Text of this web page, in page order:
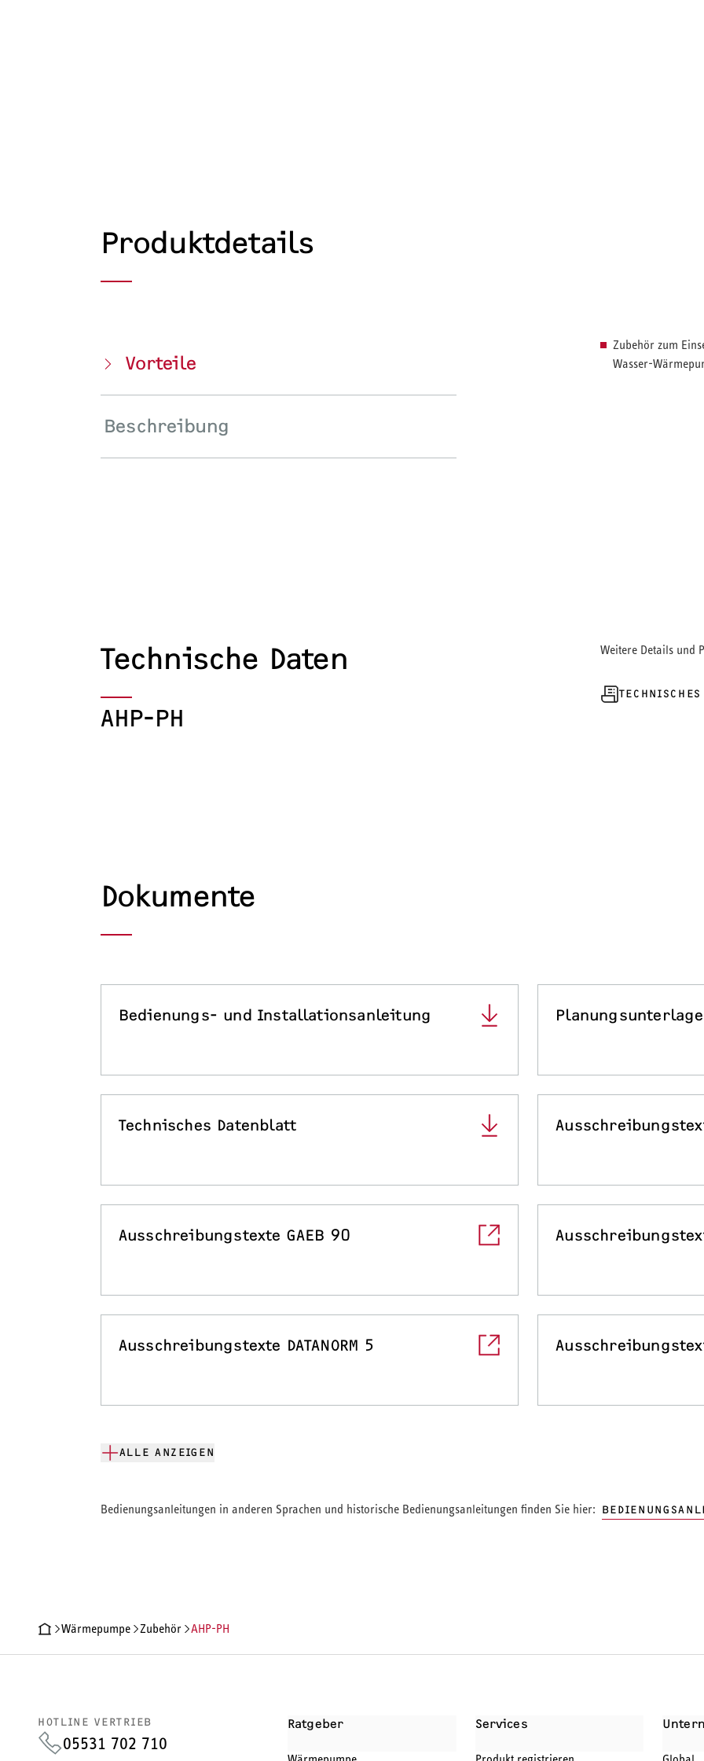
Produktdetails
Vorteile
Beschreibung
Zubehör zum
Wasser-
Technische Daten Weitere Details und
AHP-PH
Dokumente
Bedienungs- und Installationsanleitung
Technisches Datenblatt
Ausschreibungstexte GAEB 90
Ausschreibungstexte DATANORM 5
ALLE ANZEIGEN
Bedienungsanleitungen in anderen Sprachen und historische Bedienungsanleitungen finden Sie hier:
PRODUKTDETAILSTECHNISCHE DATEN
Wärmepumpe Zubehör AHP-PH
HOTLINE VERTRIEB
05531 702 710
Ratgeber Services